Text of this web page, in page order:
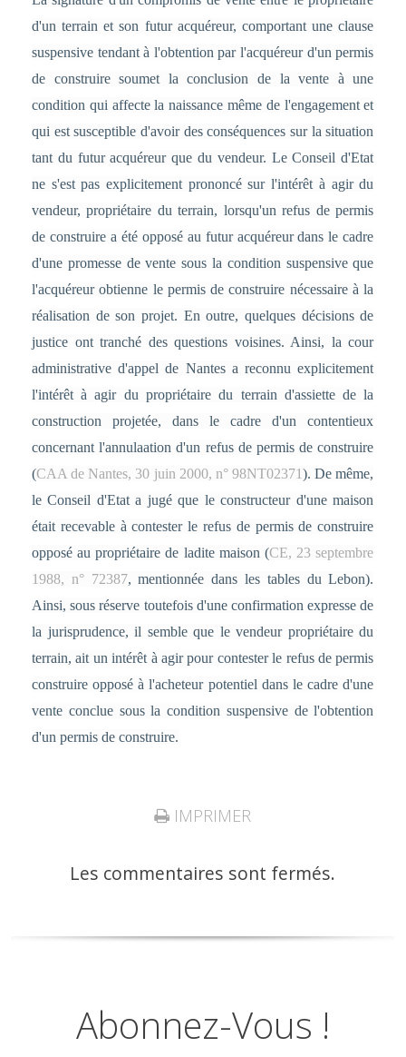
d'un terrain et son futur acquéreur, comportant une clause
suspensive tendant à l'obtention par l'acquéreur d'un permis
de construire soumet la conclusion de la vente à une
condition qui affecte la naissance même de l'engagement et
qui est susceptible d'avoir des conséquences sur la situation
tant du futur acquéreur que du vendeur. Le Conseil d'Etat
ne s'est pas explicitement prononcé sur l'intérêt à agir du
vendeur, propriétaire du terrain, lorsqu'un refus de permis
de construire a été opposé au futur acquéreur dans le cadre
d'une promesse de vente sous la condition suspensive que
l'acquéreur obtienne le permis de construire nécessaire à la
réalisation de son projet. En outre, quelques décisions de
justice ont tranché des questions voisines. Ainsi, la cour
administrative d'appel de Nantes a reconnu explicitement
l'intérêt à agir du propriétaire du terrain d'assiette de la
construction projetée, dans le cadre d'un contentieux
concernant l'annulaation d'un refus de permis de construire
(CAA de Nantes, 30 juin 2000, n° 98NT02371). De même,
le Conseil d'Etat a jugé que le constructeur d'une maison
était recevable à contester le refus de permis de construire
opposé au propriétaire de ladite maison (CE, 23 septembre
1988, n° 72387, mentionnée dans les tables du Lebon).
Ainsi, sous réserve toutefois d'une confirmation expresse de
la jurisprudence, il semble que le vendeur propriétaire du
terrain, ait un intérêt à agir pour contester le refus de permis
construire opposé à l'acheteur potentiel dans le cadre d'une
vente conclue sous la condition suspensive de l'obtention
d'un permis de construire.
IMPRIMER
Les commentaires sont fermés.
Abonnez-Vous !